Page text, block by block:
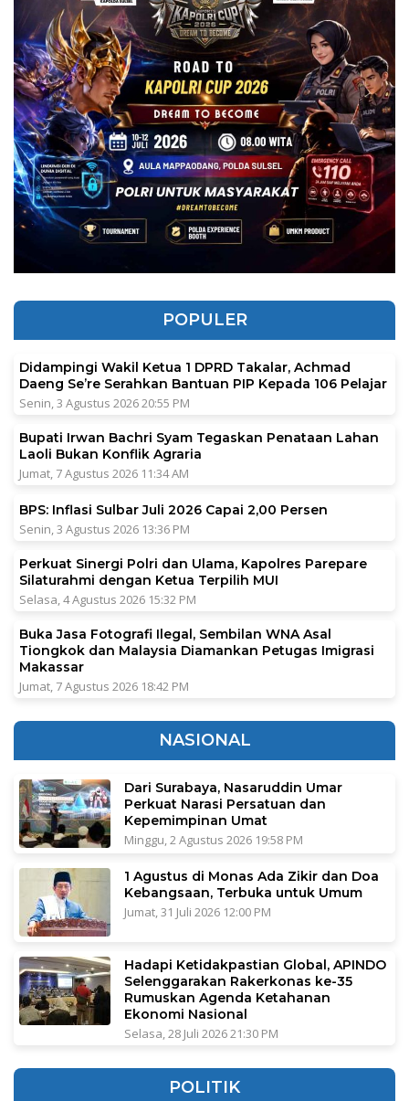
POPULER
Didampingi Wakil Ketua 1 DPRD Takalar, Achmad
Daeng Se’re Serahkan Bantuan PIP Kepada 106 Pelajar
Senin, 3 Agustus 2026 20:55 PM
Bupati Irwan Bachri Syam Tegaskan Penataan Lahan
Laoli Bukan Konflik Agraria
Jumat, 7 Agustus 2026 11:34 AM
BPS: Inflasi Sulbar Juli 2026 Capai 2,00 Persen
Senin, 3 Agustus 2026 13:36 PM
Perkuat Sinergi Polri dan Ulama, Kapolres Parepare
Silaturahmi dengan Ketua Terpilih MUI
Selasa, 4 Agustus 2026 15:32 PM
Buka Jasa Fotografi Ilegal, Sembilan WNA Asal
Tiongkok dan Malaysia Diamankan Petugas Imigrasi
Makassar
Jumat, 7 Agustus 2026 18:42 PM
NASIONAL
Dari Surabaya, Nasaruddin Umar
Perkuat Narasi Persatuan dan
Kepemimpinan Umat
Minggu, 2 Agustus 2026 19:58 PM
1 Agustus di Monas Ada Zikir dan Doa
Kebangsaan, Terbuka untuk Umum
Jumat, 31 Juli 2026 12:00 PM
Hadapi Ketidakpastian Global, APINDO
Selenggarakan Rakerkonas ke-35
Rumuskan Agenda Ketahanan
Ekonomi Nasional
Selasa, 28 Juli 2026 21:30 PM
POLITIK